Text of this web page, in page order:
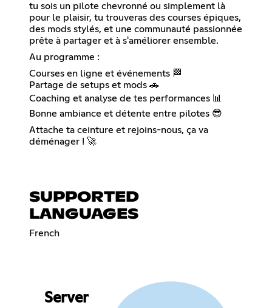
tu sois un pilote chevronné ou simplement là
pour le plaisir, tu trouveras des courses épiques,
des mods stylés, et une communauté passionnée
prête à partager et à s'améliorer ensemble.
Au programme :
Courses en ligne et événements 🏁
Partage de setups et mods 🚗
Coaching et analyse de tes performances 📊
Bonne ambiance et détente entre pilotes 😎
Attache ta ceinture et rejoins-nous, ça va
déménager ! 🚀
SUPPORTED
LANGUAGES
French
Server